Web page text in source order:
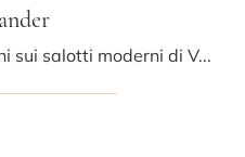
Clicca e ottieni informazioni sui salotti moderni di Valentini! Diversi modelli di divani, come Alexander, ti attendono.